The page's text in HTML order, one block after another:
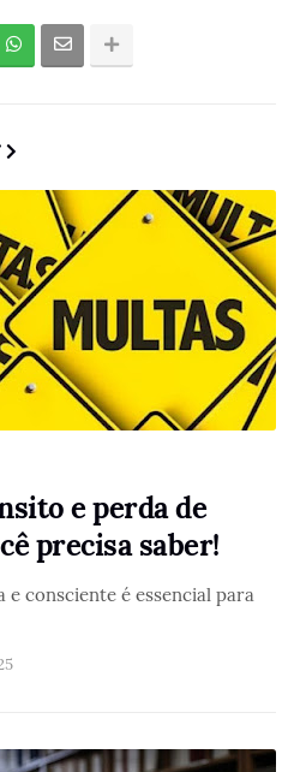
e perda de
precisa saber!
consciente é essencial para